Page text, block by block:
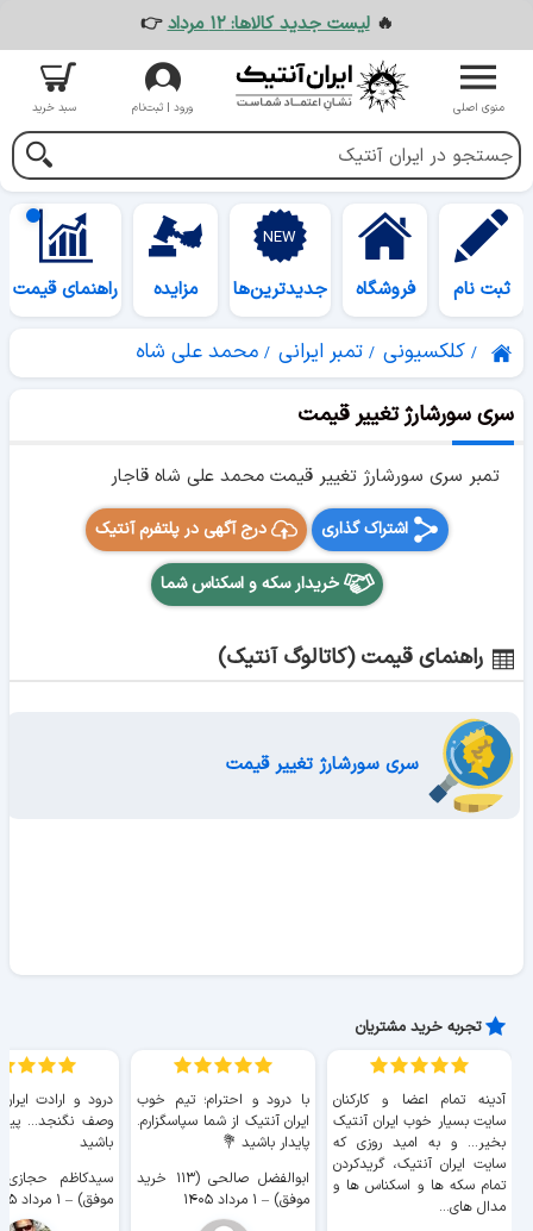
🔥لیست جدید کالاها: ۱۲ مرداد 👉
منوی اصلی ورود | ثبت‌نام سبد خرید
ثبت نام فروشگاه جدیدترین‌ها مزایده راهنمای قیمت
کلکسیونی تمبر ایرانی محمد علی شاه
سری سورشارژ تغییر قیمت
تمبر سری سورشارژ تغییر قیمت محمد علی شاه قاجار
اشتراک گذاری درج آگهی در پلتفرم آنتیک
خریدار سکه و اسکناس شما
راهنمای قیمت (کاتالوگ آنتیک)
سری سورشارژ تغییر قیمت
تجربه خرید مشتریان
آدینه تمام اعضا و کارکنان
سایت بسیار خوب ايران آنتیک
بخیر... و به امید روزی که
سایت ايران آنتیک، گریدکردن
تمام سکه ها و اسکناس ها و
مدال های...
با درود و احترام؛ تیم خوب
ایران آنتیک از شما سپاسگزارم.
پایدار باشید 💐
ابوالفضل صالحی (۱۱۳ خرید
موفق) – ۱ مرداد ۱۴۰۵
درود و ارادت
وصف نگنجد...
باشید
موفق) – ۱ مرداد ۱۴۰۵